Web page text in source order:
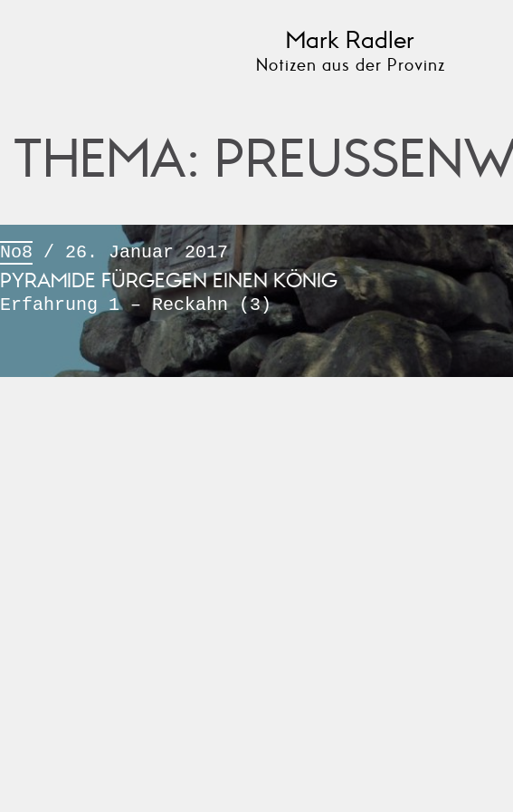
Mark Radler
Notizen aus der Provinz
THEMA:
No8 / 26. Januar 2017
PYRAMIDE FÜRGEGEN EINEN KÖNIG
Erfahrung 1 – Reckahn (3)